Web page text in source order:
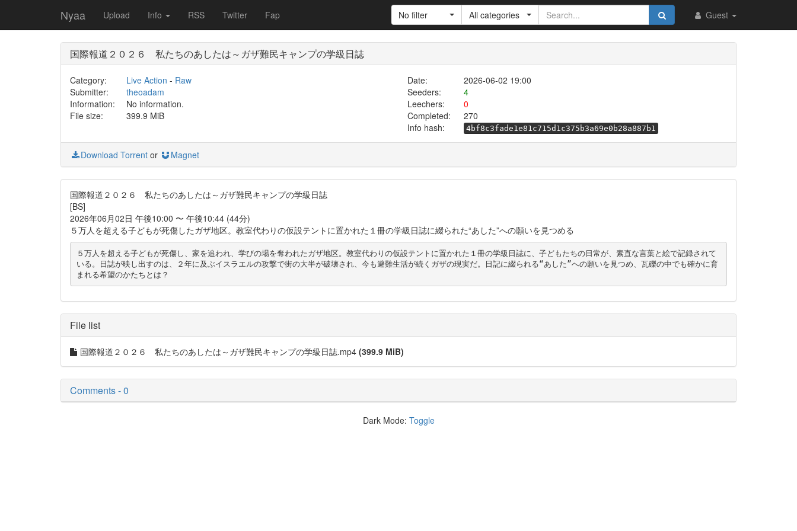
Nyaa Upload Info RSS Twitter Fap Guest
No filter All categories
国際報道２０２６ 私たちのあしたは～ガザ難民キャンプの学級日誌
Category: Live Action - Raw Date:
2026-06-02 19:00
Submitter:
theoadam Seeders:
4
Information:
No information. Leechers:
0
File size:
399.9 MiB Completed:
270
Info hash:
4bf8c3fade1e81c715d1c375b3a69e0b28a887b1
Download Torrent or Magnet
国際報道２０２６ 私たちのあしたは～ガザ難民キャンプの学級日誌
[BS]
2026年06月02日 午後10:00 〜 午後10:44 (44分)
５万人を超える子どもが死傷したガザ地区。教室代わりの仮設テントに置かれた１冊の学級日誌に綴られた“あした”への願いを見つめる
５万人を超える子どもが死傷し、家を追われ、学びの場を奪われたガザ地区。教室代わりの仮設テントに置かれた１冊の学級日誌に、子どもたちの日常が、素直な言葉と絵で記録されて
いる。日誌が映し出すのは、２年に及ぶイスラエルの攻撃で街の大半が破壊され、今も避難生活が続くガザの現実だ。日記に綴られる“あした”への願いを見つめ、瓦礫の中でも確かに育
まれる希望のかたちとは？
File list
国際報道２０２６ 私たちのあしたは～ガザ難民キャンプの学級日誌.mp4 (399.9 MiB)
Comments - 0
Dark Mode: Toggle